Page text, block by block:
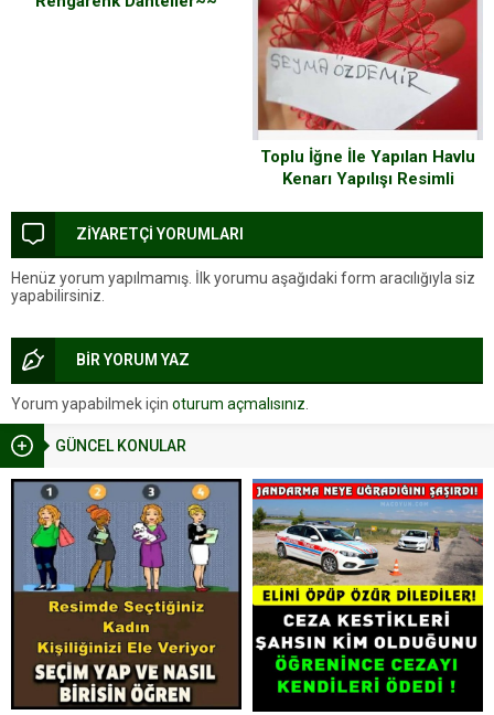
GÜNCEL KONULAR
Toplu İğne İle Yapılan Havlu
Kenarı Yapılışı Resimli
ZİYARETÇİ YORUMLARI
Henüz yorum yapılmamış. İlk yorumu aşağıdaki form aracılığıyla siz
yapabilirsiniz.
BİR YORUM YAZ
Yorum yapabilmek için oturum açmalısınız.